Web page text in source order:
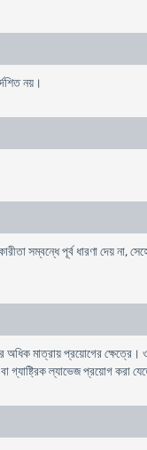
নয়।
সম্বন্ধে পূর্ব ধারণা দেয় না,
অধিক মাত্রায় প্রয়ােগের
গ্যাষ্ট্রিক ল্যাভেজ প্রয়ােগ করা